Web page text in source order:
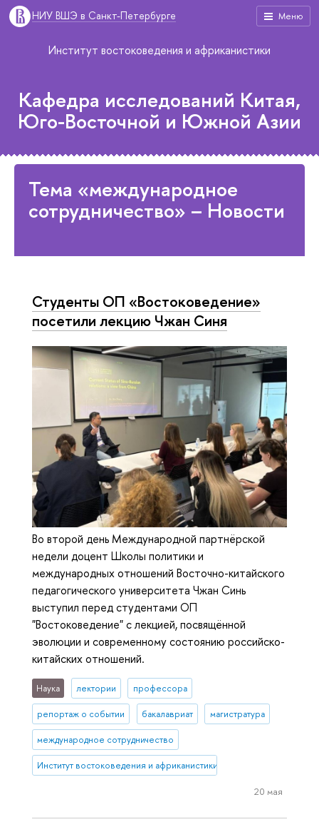
Меню
НИУ ВШЭ в Санкт-Петербурге
Институт востоковедения и африканистики
Кафедра исследований Китая,
Юго-Восточной и Южной Азии
Тема «международное
сотрудничество» – Новости
Студенты ОП «Востоковедение»
посетили лекцию Чжан Синя
Во второй день Международной партнёрской
недели доцент Школы политики и
международных отношений Восточно-китайского
педагогического университета Чжан Синь
выступил перед студентами ОП
"Востоковедение" с лекцией, посвящённой
эволюции и современному состоянию российско-
китайских отношений.
Наука лектории профессора
репортаж о событии бакалавриат магистратура
международное сотрудничество
Институт востоковедения и африканистики
20 мая